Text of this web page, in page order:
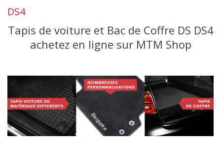
DS4
Tapis de voiture et Bac de Coffre DS DS4
achetez en ligne sur MTM Shop